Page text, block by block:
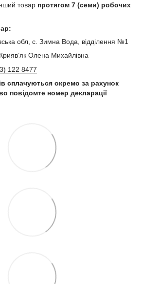
товар протягом 7 (семи) робочих
обл, с. Зимна Вода, відділення №1
Олена Михайлівна
122 8477
сплачуються окремо за рахунок
повідомте номер декларації